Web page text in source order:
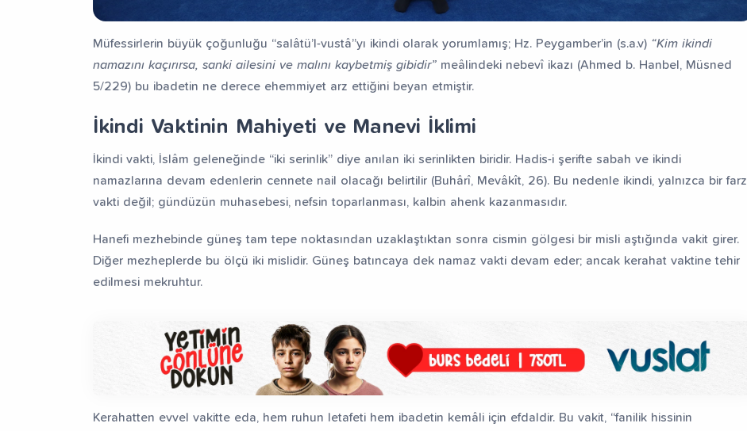
Müfessirlerin büyük çoğunluğu “salâtü’l-vustâ”yı ikindi olarak yorumlamış; Hz. Peygamber’in (s.a.v) “Kim ikindi
namazını kaçırırsa, sanki ailesini ve malını kaybetmiş gibidir” meâlindeki nebevî ikazı (Ahmed b. Hanbel, Müsned
5/229) bu ibadetin ne derece ehemmiyet arz ettiğini beyan etmiştir.
İkindi Vaktinin Mahiyeti ve Manevi İklimi
İkindi vakti, İslâm geleneğinde “iki serinlik” diye anılan iki serinlikten biridir. Hadis-i şerifte sabah ve ikindi
namazlarına devam edenlerin cennete nail olacağı belirtilir (Buhârî, Mevâkît, 26). Bu nedenle ikindi, yalnızca bir farz
vakti değil; gündüzün muhasebesi, nefsin toparlanması, kalbin ahenk kazanmasıdır.
Hanefi mezhebinde güneş tam tepe noktasından uzaklaştıktan sonra cismin gölgesi bir misli aştığında vakit girer.
Diğer mezheplerde bu ölçü iki mislidir. Güneş batıncaya dek namaz vakti devam eder; ancak kerahat vaktine tehir
edilmesi mekruhtur.
Kerahatten evvel vakitte eda, hem ruhun letafeti hem ibadetin kemâli için efdaldir. Bu vakit, “fanilik hissinin